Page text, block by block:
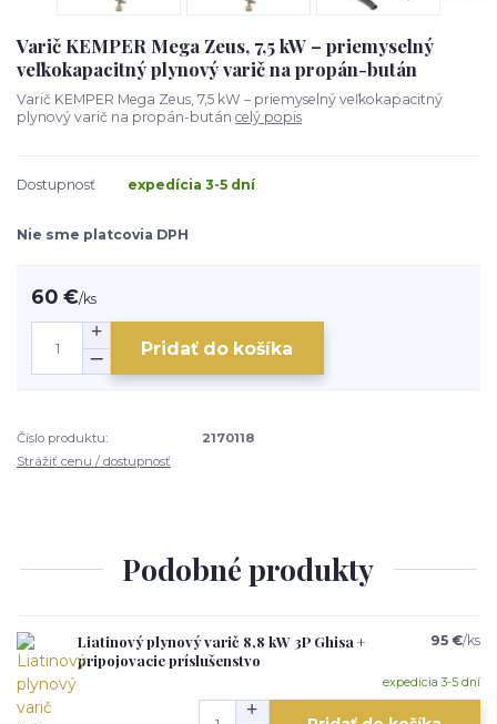
Varič KEMPER Mega Zeus, 7,5 kW – priemyselný
veľkokapacitný plynový varič na propán-bután
Varič KEMPER Mega Zeus, 7,5 kW – priemyselný veľkokapacitný
plynový varič na propán-bután celý popis
Dostupnosť expedícia 3-5 dní
Nie sme platcovia DPH
60 €/ks
Pridať do košíka
Číslo produktu:
2170118
Strážiť cenu / dostupnosť
Podobné produkty
Liatinový plynový varič 8,8 kW 3P Ghisa +
pripojovacie príslušenstvo
95 €/ks
expedícia 3-5 dní